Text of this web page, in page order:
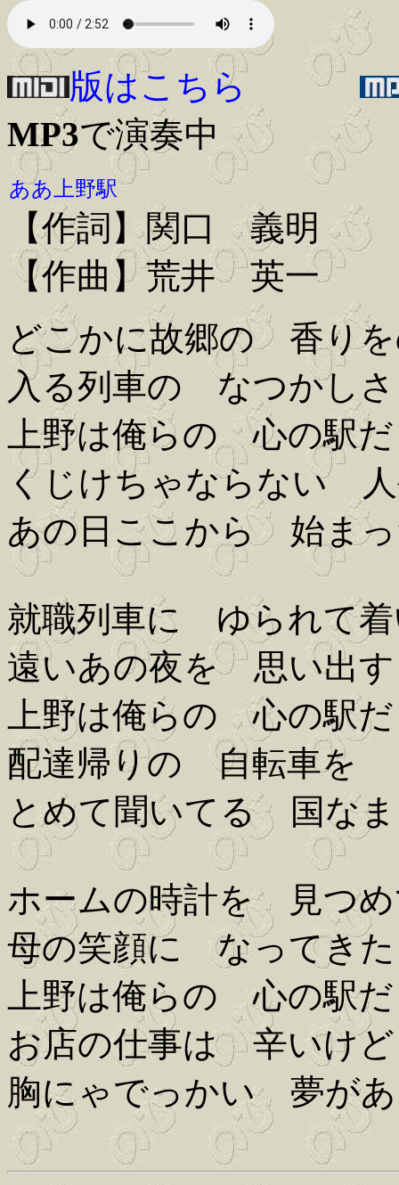
版はこちら
MP3で演奏中
ああ上野駅
【作詞】関口 義明
【作曲】荒井 英一
どこかに故郷の 香り
入る列車の なつかしさ
上野は俺らの 心の駅だ
くじけちゃならない
あの日ここから 始ま
就職列車に ゆられて
遠いあの夜を 思い出す
上野は俺らの 心の駅だ
配達帰りの 自転車を
とめて聞いてる 国な
ホームの時計を 見つ
母の笑顔に なってきた
上野は俺らの 心の駅だ
お店の仕事は 辛いけど
胸にゃでっかい 夢が